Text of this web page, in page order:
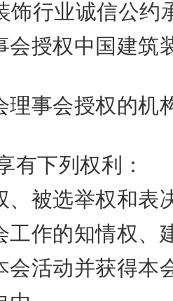
饰行业诚信公约
会授权中国建
理事会授权的
有下列权利：
、被选举权和表
工作的知情权、
会活动并获得本